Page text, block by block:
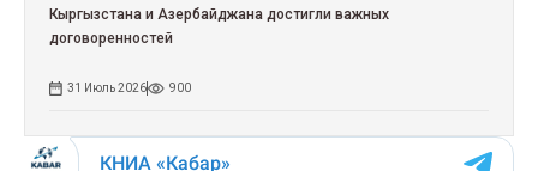
Кыргызстана и Азербайджана достигли важных
договоренностей
31 Июль 2026 900